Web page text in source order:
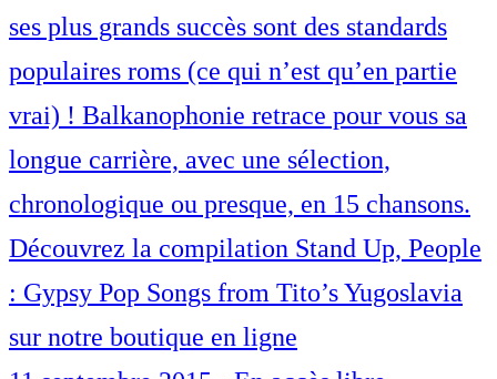
ses plus grands succès sont des standards
populaires roms (ce qui n’est qu’en partie
vrai) ! Balkanophonie retrace pour vous sa
longue carrière, avec une sélection,
chronologique ou presque, en 15 chansons.
Découvrez la compilation Stand Up, People
: Gypsy Pop Songs from Tito’s Yugoslavia
sur notre boutique en ligne